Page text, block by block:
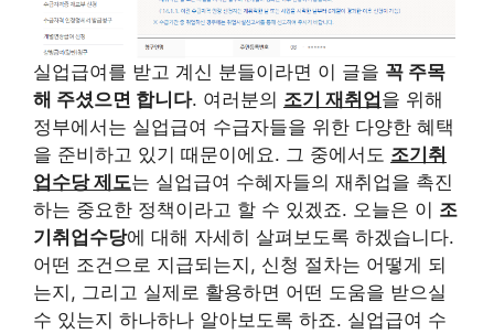
실업급여를 받고 계신 분들이라면 이 글을 꼭 주목
해 주셨으면 합니다. 여러분의 조기 재취업을 위해
정부에서는 실업급여 수급자들을 위한 다양한 혜택
을 준비하고 있기 때문이에요. 그 중에서도 조기취
업수당 제도는 실업급여 수혜자들의 재취업을 촉진
하는 중요한 정책이라고 할 수 있겠죠. 오늘은 이 조
기취업수당에 대해 자세히 살펴보도록 하겠습니다.
어떤 조건으로 지급되는지, 신청 절차는 어떻게 되
는지, 그리고 실제로 활용하면 어떤 도움을 받으실
수 있는지 하나하나 알아보도록 하죠. 실업급여 수